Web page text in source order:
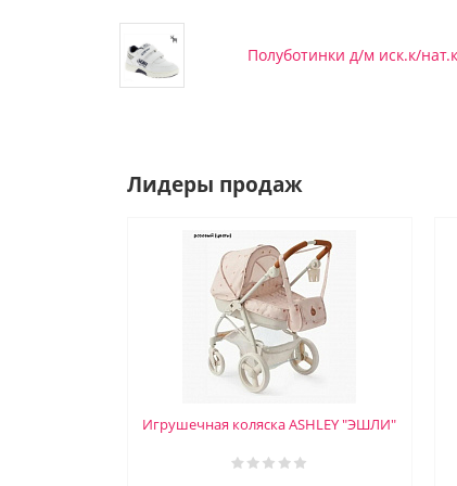
Полуботинки д/м иск.к/
Лидеры продаж
Игрушечная коляска ASHLEY "ЭШЛИ"